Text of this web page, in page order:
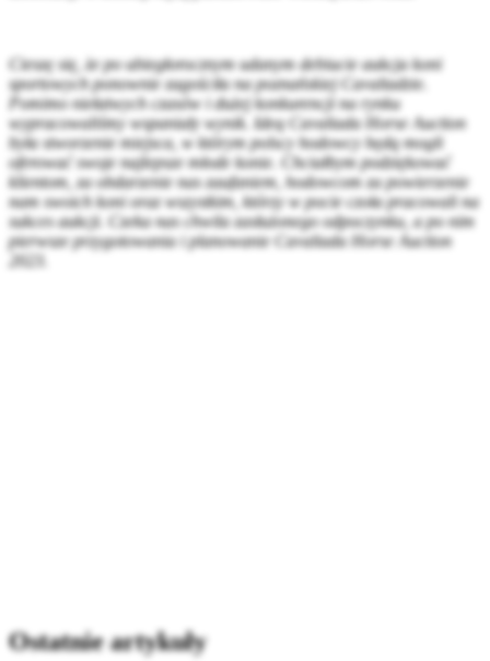
Cieszę się, że po ubiegłorocznym udanym debiucie aukcja koni
sportowych ponownie zagościła na poznańskiej Cavaliadzie.
Pomimo niełatwych czasów i dużej konkurencji na rynku
wypracowaliśmy wspaniały wynik. Ideą Cavaliada Horse Auction
była stworzenie miejsca, w którym polscy hodowcy będą mogli
oferować swoje najlepsze młode konie. Chciałbym podziękować
klientom, za obdarzenie nas zaufaniem, hodowcom za powierzenie
nam swoich koni oraz wszystkim, którzy w pocie czoła pracowali na
sukces aukcji. Czeka nas chwila zasłużonego odpoczynku, a po nim
pierwsze przygotowania i planowanie Cavaliada Horse Auction
2023.
Ostatnie artykuły